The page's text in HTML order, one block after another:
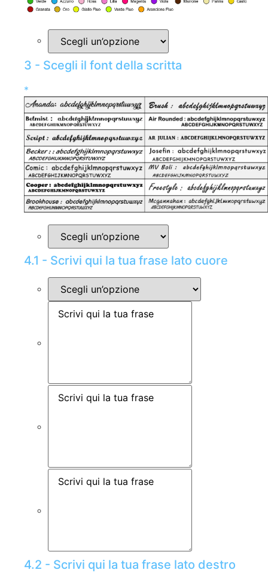
3 - Scegli il font della scritta
*
4.1 - Scrivi qui la tua frase lato cuore
4.2 - Scrivi qui la tua frase lato destro